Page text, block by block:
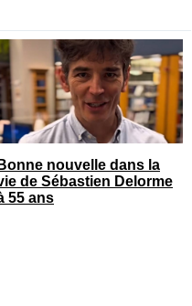
Bonne nouvelle dans la
de Sébastien Delorme
55 ans